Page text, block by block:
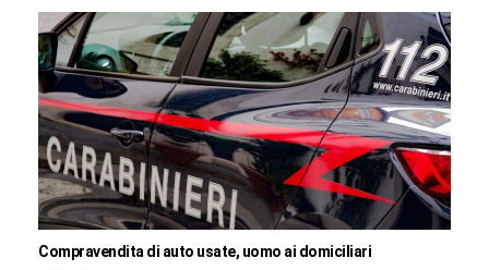
Compravendita di auto usate, uomo ai domiciliari